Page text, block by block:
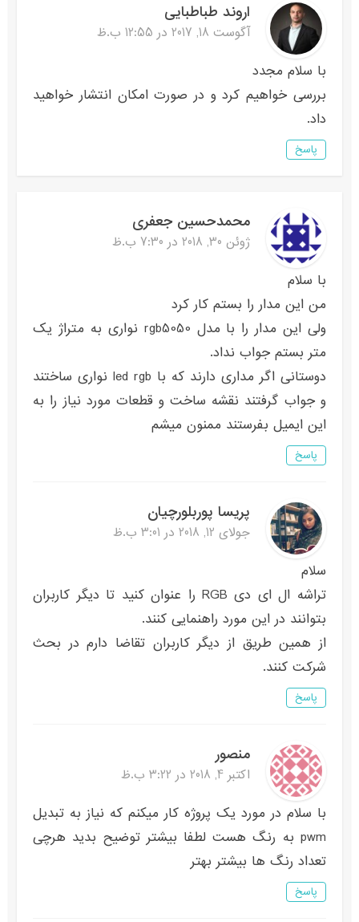
اروند طباطبایی
آگوست 18, 2017 در 12:55 ب.ظ
با سلام مجدد
بررسی خواهیم کرد و در صورت امکان انتشار خواهید
داد.
پاسخ
محمدحسین جعفری
ژوئن 30, 2018 در 7:30 ب.ظ
با سلام
من این مدار را بستم کار کرد
ولی این مدار را با مدل rgb5050 نواری به متراژ یک
متر بستم جواب نداد.
دوستانی اگر مداری دارند که با led rgb نواری ساختند
و جواب گرفتند نقشه ساخت و قطعات مورد نیاز را به
این ایمیل بفرستند ممنون میشم
پاسخ
پریسا پوربلورچیان
جولای 12, 2018 در 3:01 ب.ظ
سلام
تراشه ال ای دی RGB را عنوان کنید تا دیگر کاربران
بتوانند در این مورد راهنمایی کنند.
از همین طریق از دیگر کاربران تقاضا دارم در بحث
شرکت کنند.
پاسخ
منصور
اکتبر 4, 2018 در 3:22 ب.ظ
با سلام در مورد یک پروژه کار میکنم که نیاز به تبدیل
pwm به رنگ هست لطفا بیشتر توضیح بدید هرچی
تعداد رنگ ها بیشتر بهتر
پاسخ